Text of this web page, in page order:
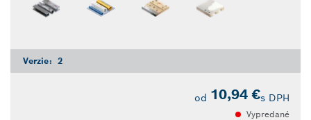
Verzie: 2
od 10,94 €s DPH
Vypredané